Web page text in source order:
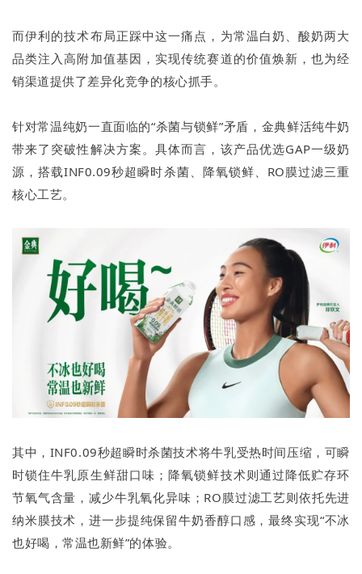
而伊利的技术布局正踩中这一痛点，为常温白奶、酸奶两大
品类注入高附加值基因，实现传统赛道的价值焕新，也为经
销渠道提供了差异化竞争的核心抓手。
针对常温纯奶一直面临的“杀菌与锁鲜”矛盾，金典鲜活纯牛奶
带来了突破性解决方案。具体而言，该产品优选GAP一级奶
源，搭载INF0.09秒超瞬时杀菌、降氧锁鲜、RO膜过滤三重
核心工艺。
其中，INF0.09秒超瞬时杀菌技术将牛乳受热时间压缩，可瞬
时锁住牛乳原生鲜甜口味；降氧锁鲜技术则通过降低贮存环
节氧气含量，减少牛乳氧化异味；RO膜过滤工艺则依托先进
纳米膜技术，进一步提纯保留牛奶香醇口感，最终实现“不冰
也好喝，常温也新鲜”的体验。